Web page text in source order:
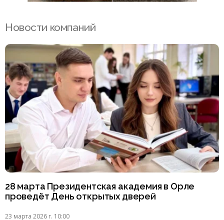
Новости компаний
28 марта Президентская академия в Орле
проведёт День открытых дверей
23 марта 2026 г. 10:00